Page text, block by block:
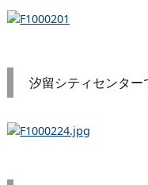
汐留シティセンター